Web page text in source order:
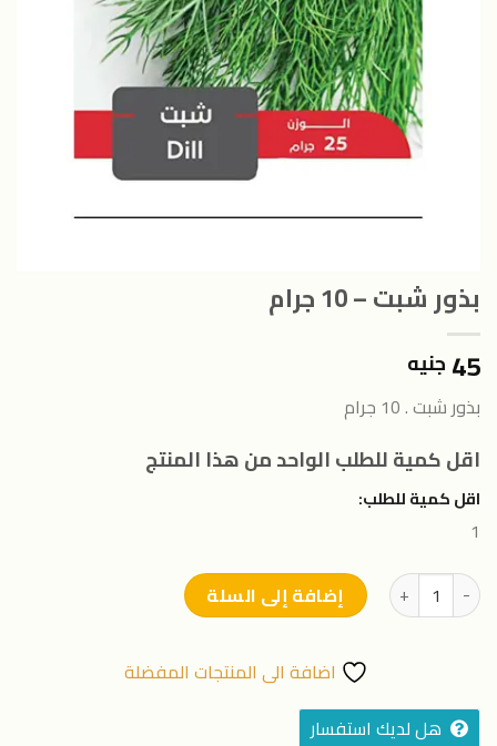
بذور شبت – 10 جرام
45 جنيه
بذور شبت . 10 جرام
اقل كمية للطلب الواحد من هذا المنتج
اقل كمية للطلب:
1
كمية بذور شبت - 10 جرام إضافة إلى السلة
اضافة الى المنتجات المفضلة
هل لديك استفسار